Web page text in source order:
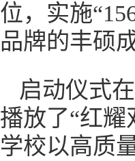
位，实施
品牌的丰硕
启动仪式
播放了“红
学校以高质